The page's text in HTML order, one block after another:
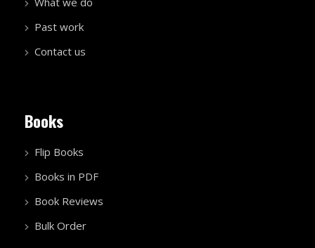
Past work
Contact us
Books
Flip Books
Books in PDF
Book Reviews
Bulk Order